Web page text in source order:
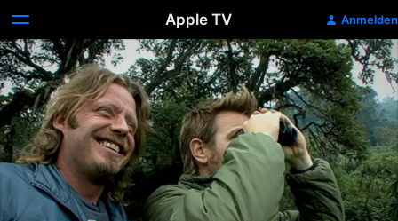
Apple TV Anmelden